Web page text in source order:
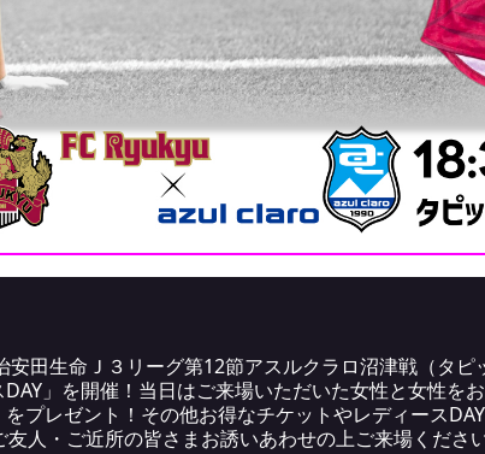
田生命Ｊ３リーグ第12節アスルクラロ沼津戦（タ
」を開催！当日はご来場いただいた女性と女性を
プレゼント！その他お得なチケットやレディース
人・ご近所の皆さまお誘いあわせの上ご来場くださ